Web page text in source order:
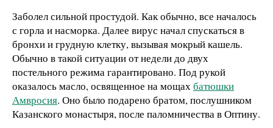
Заболел сильной простудой. Как обычно, все началось
с горла и насморка. Далее вирус начал спускаться в
бронхи и грудную клетку, вызывая мокрый кашель.
Обычно в такой ситуации от недели до двух
постельного режима гарантировано. Под рукой
оказалось масло, освященное на мощахбатюшки
Амвросия. Оно было подарено братом, послушником
Казанского монастыря, после паломничества в Оптину.